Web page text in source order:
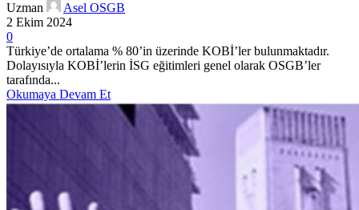
Uzman
Asel OSGB
2 Ekim 2024
0
Türkiye’de ortalama % 80’in üzerinde KOBİ’ler bulunmaktadır.
Dolayısıyla KOBİ’lerin İSG eğitimleri genel olarak OSGB’ler
tarafında...
Okumaya Devam Et